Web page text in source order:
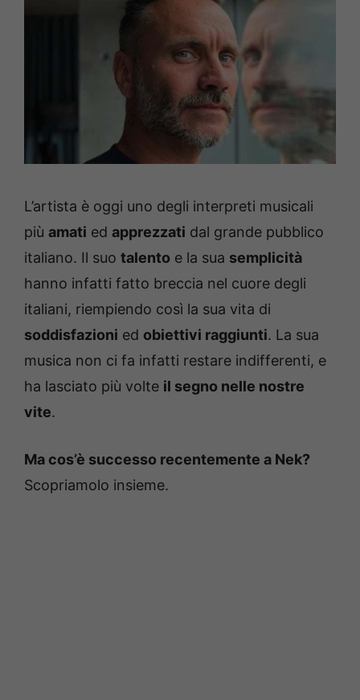
L’artista è oggi uno degli interpreti musicali
più amati ed apprezzati dal grande pubblico
italiano. Il suo talento e la sua semplicità
hanno infatti fatto breccia nel cuore degli
italiani, riempiendo così la sua vita di
soddisfazioni ed obiettivi raggiunti. La sua
musica non ci fa infatti restare indifferenti, e
ha lasciato più volte il segno nelle nostre
vite.
Ma cos’è successo recentemente a Nek?
Scopriamolo insieme.